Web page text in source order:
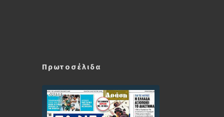
Πρωτοσέλιδα